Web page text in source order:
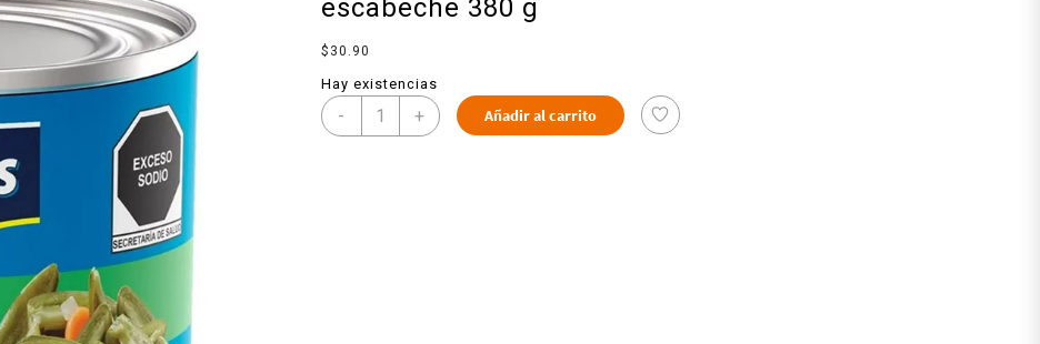
escabeche 380 g
$ 30.90
Hay existencias
- + Añadir al carrito